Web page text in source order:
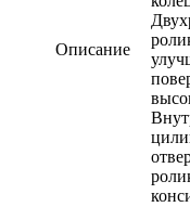
Описание